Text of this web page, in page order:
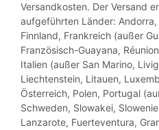
Versandkosten. Der Versand
aufgeführten Länder: Andorra,
Finnland, Frankreich (außer
Französisch-Guayana,
Italien (außer San Marino,
Liechtenstein, Litauen,
Österreich, Polen, Portugal
Schweden, Slowakei,
Lanzarote, Fuerteventura,